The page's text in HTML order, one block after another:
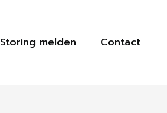
Storing melden Contact